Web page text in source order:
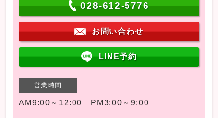
028-612-5776
お問い合わせ
LINE予約
営業時間
AM9:00～12:00 PM3:00～9:00